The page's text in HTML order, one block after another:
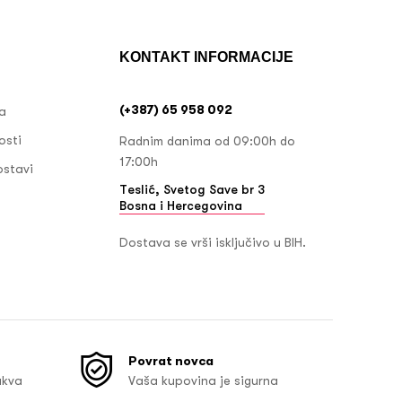
KONTAKT INFORMACIJE
(+387) 65 958 092
Radnim danima od 09:00h do
17:00h
Teslić, Svetog Save br 3
Bosna i Hercegovina
Dostava se vrši isključivo u BIH.
Povrat novca
Vaša kupovina je sigurna